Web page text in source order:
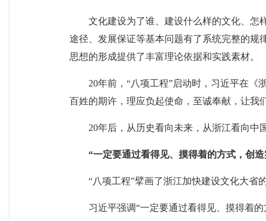
文化建设为了谁、建设什么样的文化、怎
途径、发展保证等基本问题有了系统完整的规
思想的形成提供了丰富理论依据和实践素材。
20年前，“八项工程”启动时，习近平在
百姓的期许，理应负起使命，至诚奉献，让我
20年后，从历史看向未来，从浙江看向
“一定要通过看得见、摸得着的方式，创
“八项工程”擘画了浙江加快建设文化大省
习近平强调“一定要通过看得见、摸得着